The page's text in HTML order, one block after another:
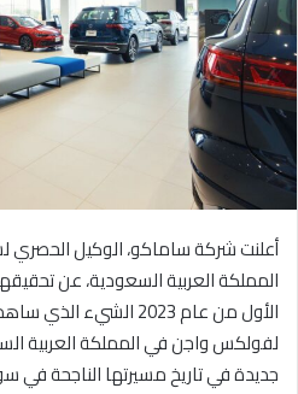
د
ا
و
ن
ي
ا
أعلنت شركة ساماكو، الوكيل
المملكة العربية السعودية، عن
الأول من عام 2023
لفولكس واجن في المملكة العربية
جديدة في تاريخ مسيرتها الناجحة في